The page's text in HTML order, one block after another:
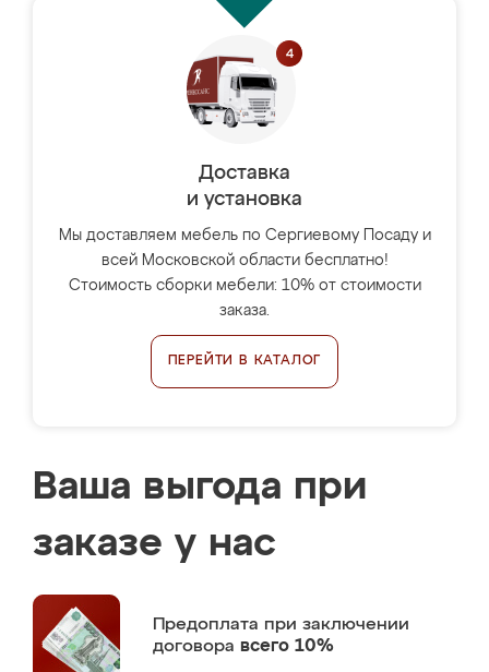
Доставка
и установка
Мы доставляем мебель по Сергиевому Посаду и
всей Московской области бесплатно!
Стоимость сборки мебели: 10% от стоимости
заказа.
ПЕРЕЙТИ В КАТАЛОГ
Ваша выгода при
заказе у нас
Предоплата при заключении
договора всего 10%